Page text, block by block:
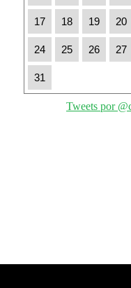
17 18 19 20
24 25 26 27
31
Tweets por